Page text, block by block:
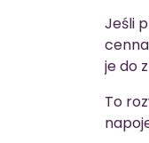
Jeśli
je do
To